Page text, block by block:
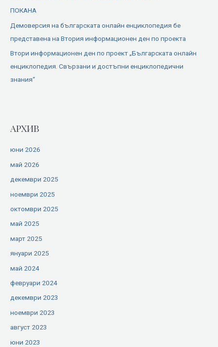
ПОКАНА
Демоверсия на българската онлайн енциклопедия бе
представена на Втория информационен ден по проекта
Втори информационен ден по проект „Българската онлайн
енциклопедия. Свързани и достъпни енциклопедични
знания“
АРХИВ
юни 2026
май 2026
декември 2025
ноември 2025
октомври 2025
май 2025
март 2025
януари 2025
май 2024
февруари 2024
декември 2023
ноември 2023
август 2023
юни 2023